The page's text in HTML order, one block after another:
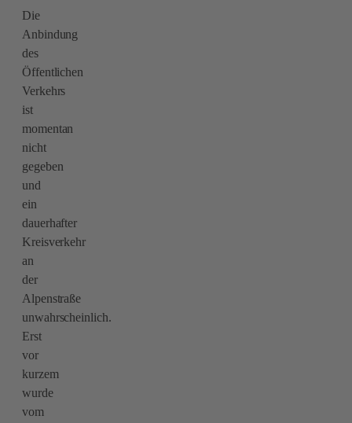
Die
Anbindung
des
Öffentlichen
Verkehrs
ist
momentan
nicht
gegeben
und
ein
dauerhafter
Kreisverkehr
an
der
Alpenstraße
unwahrscheinlich.
Erst
vor
kurzem
wurde
vom